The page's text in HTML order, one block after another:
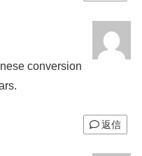
conversion
返信